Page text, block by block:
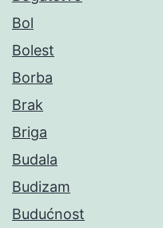
Bol
Bolest
Borba
Brak
Briga
Budala
Budizam
Budućnost